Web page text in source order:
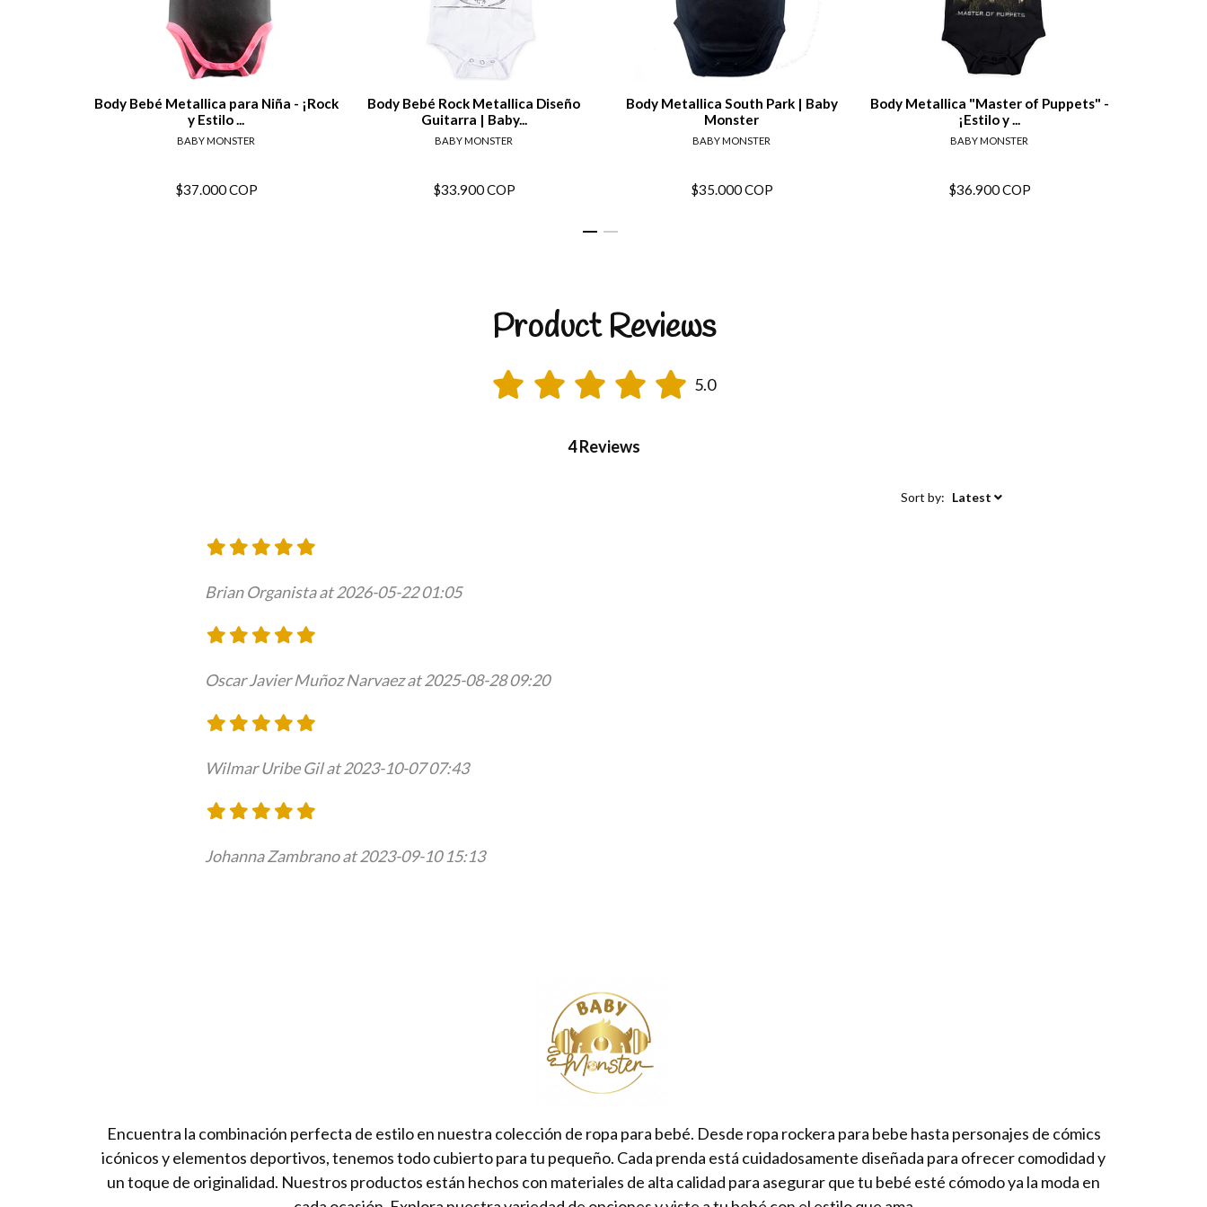
Body Bebé Metallica para Niña - ¡Rock
y Estilo ...
BABY MONSTER
View details
$37.000 COP
Body Bebé Rock Metallica Diseño
Guitarra | Baby...
BABY MONSTER
View details
$33.900 COP
Body Metallica South Park | Baby
Monster
BABY MONSTER
View details
$35.000 COP
Body Metallica "Master of Puppets" -
¡Estilo y ...
BABY MONSTER
View details
$36.900 COP
Product Reviews
5.0
4 Reviews
Sort by: Latest
Brian Organista at 2026-05-22 01:05
Oscar Javier Muñoz Narvaez at 2025-08-28 09:20
Wilmar Uribe Gil at 2023-10-07 07:43
Johanna Zambrano at 2023-09-10 15:13
Encuentra la combinación perfecta de estilo en nuestra colección de ropa para bebé. Desde ropa rockera para bebe hasta personajes de cómics
icónicos y elementos deportivos, tenemos todo cubierto para tu pequeño. Cada prenda está cuidadosamente diseñada para ofrecer comodidad y
un toque de originalidad. Nuestros productos están hechos con materiales de alta calidad para asegurar que tu bebé esté cómodo ya la moda en